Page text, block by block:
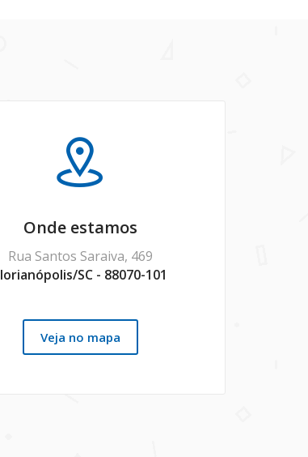
Onde estamos
Rua Santos Saraiva, 469
SC - 88070-101
Veja no mapa